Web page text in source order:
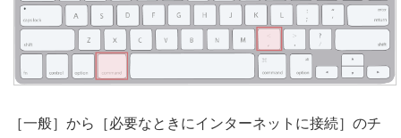
［一般］から［必要なときにインターネットに接続］のチ